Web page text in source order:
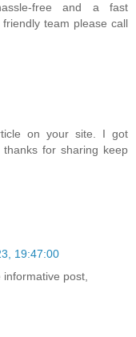
free and a fast
team please call
on your site. I got
for sharing keep
19:47:00
post,